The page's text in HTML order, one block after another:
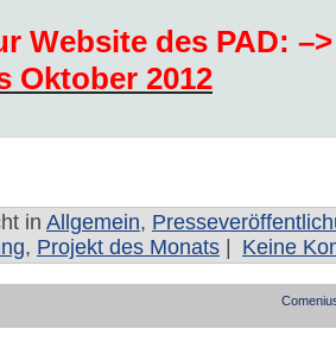
Website des PAD:
Oktober 2012
in Allgemein,
, Projekt des Monats | Keine